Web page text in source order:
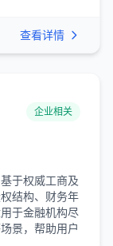
查看详情
企业相关
于权威工商及
结构、财务年
于金融机构尽
景，帮助用户